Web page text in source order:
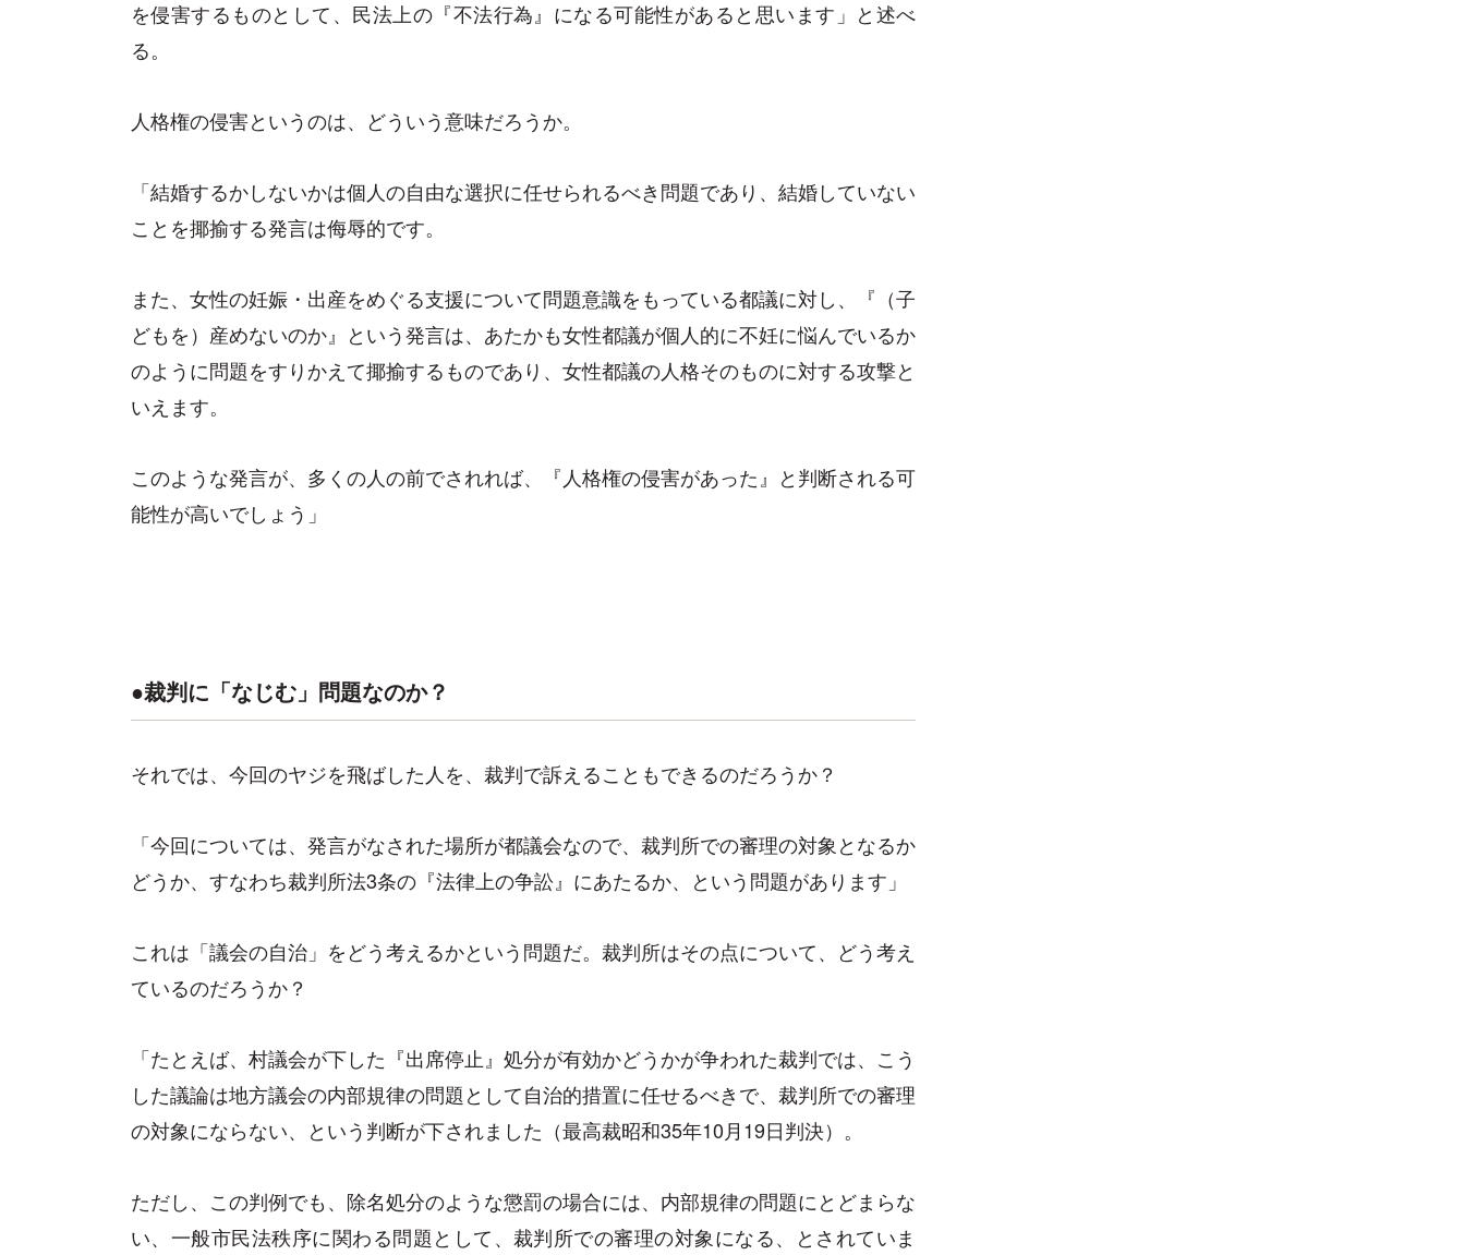
を侵害するものとして、民法上の『不法行為』になる可能性があると思います」と述べ
る。
人格権の侵害というのは、どういう意味だろうか。
「結婚するかしないかは個人の自由な選択に任せられるべき問題であり、結婚していない
ことを揶揄する発言は侮辱的です。
また、女性の妊娠・出産をめぐる支援について問題意識をもっている都議に対し、『（子
どもを）産めないのか』という発言は、あたかも女性都議が個人的に不妊に悩んでいるか
のように問題をすりかえて揶揄するものであり、女性都議の人格そのものに対する攻撃と
いえます。
このような発言が、多くの人の前でされれば、『人格権の侵害があった』と判断される可
能性が高いでしょう」
●裁判に「なじむ」問題なのか？
それでは、今回のヤジを飛ばした人を、裁判で訴えることもできるのだろうか？
「今回については、発言がなされた場所が都議会なので、裁判所での審理の対象となるか
どうか、すなわち裁判所法3条の『法律上の争訟』にあたるか、という問題があります」
これは「議会の自治」をどう考えるかという問題だ。裁判所はその点について、どう考え
ているのだろうか？
「たとえば、村議会が下した『出席停止』処分が有効かどうかが争われた裁判では、こう
した議論は地方議会の内部規律の問題として自治的措置に任せるべきで、裁判所での審理
の対象にならない、という判断が下されました（最高裁昭和35年10月19日判決）。
ただし、この判例でも、除名処分のような懲罰の場合には、内部規律の問題にとどまらな
い、一般市民法秩序に関わる問題として、裁判所での審理の対象になる、とされていま